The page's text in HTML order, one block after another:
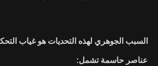
السبب الجوهري لهذه التحديات هو غياب
عناصر حاسمة تشمل: